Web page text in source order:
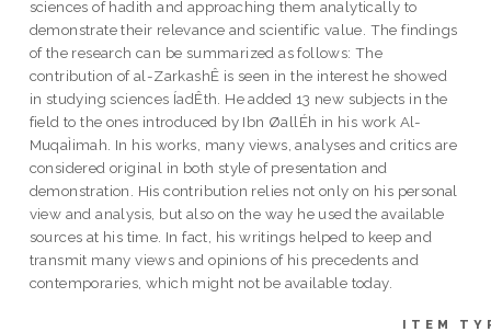
sciences of hadith and approaching them analytically to
demonstrate their relevance and scientific value. The findings
of the research can be summarized as follows: The
contribution of al-ZarkashÊ is seen in the interest he showed
in studying sciences ÍadÊth. He added 13 new subjects in the
field to the ones introduced by Ibn ØallÉh in his work Al-
MuqaÌimah. In his works, many views, analyses and critics are
considered original in both style of presentation and
demonstration. His contribution relies not only on his personal
view and analysis, but also on the way he used the available
sources at his time. In fact, his writings helped to keep and
transmit many views and opinions of his precedents and
contemporaries, which might not be available today.
ITEM